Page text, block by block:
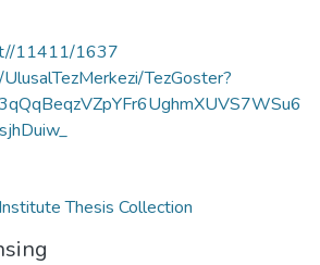
11411/1637
TezGoster?
Thesis Collection